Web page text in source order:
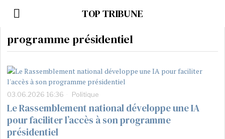
TOP TRIBUNE
programme présidentiel
03.06.2026 16:36 Politique
Le Rassemblement national développe une IA
pour faciliter l’accès à son programme
présidentiel